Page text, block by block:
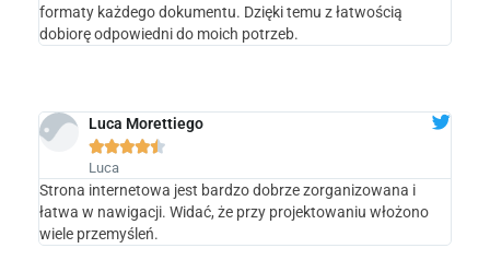
formaty każdego dokumentu. Dzięki temu z łatwością
dobiorę odpowiedni do moich potrzeb.
Luca Morettiego

Luca
Strona internetowa jest bardzo dobrze zorganizowana i
łatwa w nawigacji. Widać, że przy projektowaniu włożono
wiele przemyśleń.